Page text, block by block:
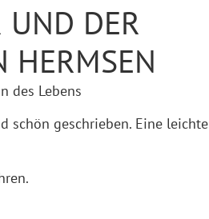
DER
HERMSEN
des Lebens
schön geschrieben. Eine leichte